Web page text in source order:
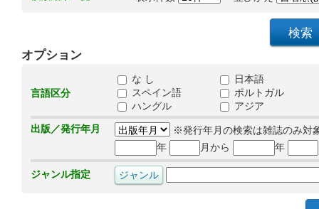
オプション
言語区分
な し
日本語
スペイン語
ポルトガル
ハングル
アジア
出版／発行年月
※発行年月の検索は雑誌のみ対
年
月から 年
ジャンル指定